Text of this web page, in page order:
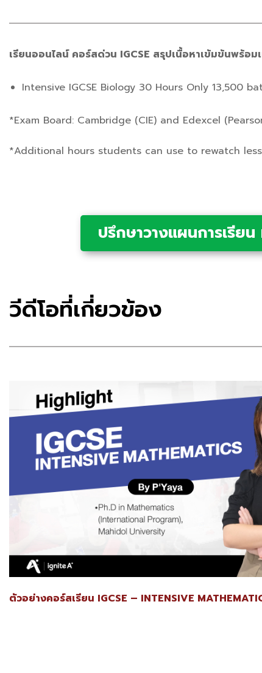
เรียนออนไลน์ คอร์สด่วน IGCSE สรุปเนื้อหาเข้มข้นพร้
Intensive IGCSE Biology30 Hours Only 13,500
*Exam Board: Cambridge (CIE) and Edexcel
*Additional hours students can use to rewatch
ปรึกษาวางแผนการเรีย
วีดีโอที่เกี่ยวข้อง
ตัวอย่างคอร์สเรียน IGCSE – INTENSIVE